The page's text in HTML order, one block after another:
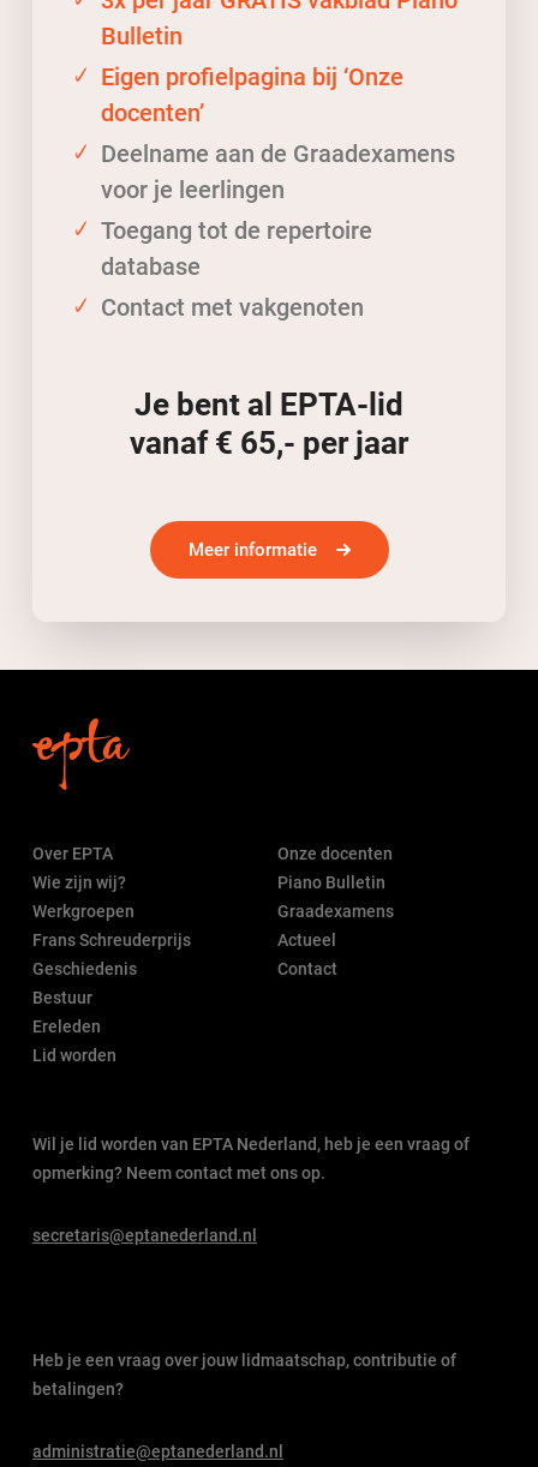
Bulletin
Eigen profielpagina bij ‘Onze
docenten’
Deelname aan de Graadexamens
voor je leerlingen
Toegang tot de repertoire
database
Contact met vakgenoten
Je bent al EPTA-lid
vanaf € 65,- per jaar
Meer informatie
Over EPTA
Wie zijn wij?
Werkgroepen
Frans Schreuderprijs
Geschiedenis
Bestuur
Ereleden
Lid worden
Onze docenten
Piano Bulletin
Graadexamens
Actueel
Contact
Wil je lid worden van EPTA Nederland, heb je een vraag of
opmerking? Neem contact met ons op.
secretaris@eptanederland.nl
Heb je een vraag over jouw lidmaatschap, contributie of
betalingen?
administratie@eptanederland.nl